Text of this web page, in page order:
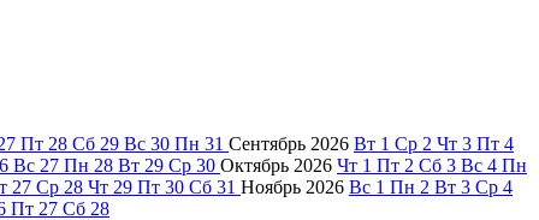
Пт 28 Сб 29 Вс 30 Пн 31 Сентябрь 2026 Вт 1 Ср 2 Чт 3 Пт 4
Вс 27 Пн 28 Вт 29 Ср 30 Октябрь 2026 Чт 1 Пт 2 Сб 3 Вс 4 Пн
27 Ср 28 Чт 29 Пт 30 Сб 31 Ноябрь 2026 Вс 1 Пн 2 Вт 3 Ср 4
Пт 27 Сб 28